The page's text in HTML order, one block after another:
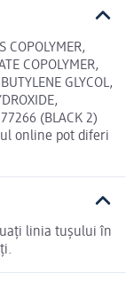
COPOLYMER,
COPOLYMER,
GLYCOL,
77266 (BLACK 2)
online pot diferi
linia tușului în